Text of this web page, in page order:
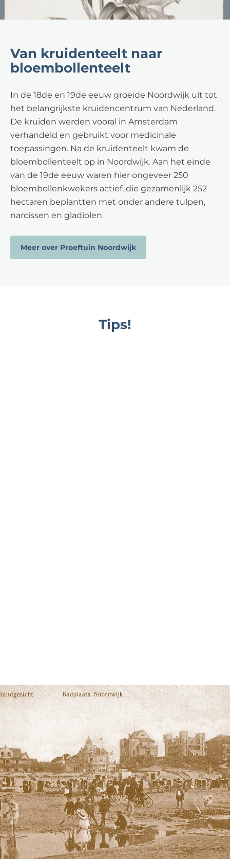
Van kruidenteelt naar
bloembollenteelt
In de 18de en 19de eeuw groeide Noordwijk uit tot
het belangrijkste kruidencentrum van Nederland.
De kruiden werden vooral in Amsterdam
verhandeld en gebruikt voor medicinale
toepassingen. Na de kruidenteelt kwam de
bloembollenteelt op in Noordwijk. Aan het einde
van de 19de eeuw waren hier ongeveer 250
bloembollenkwekers actief, die gezamenlijk 252
hectaren beplantten met onder andere tulpen,
narcissen en gladiolen.
Meer over Proeftuin Noordwijk
Tips!